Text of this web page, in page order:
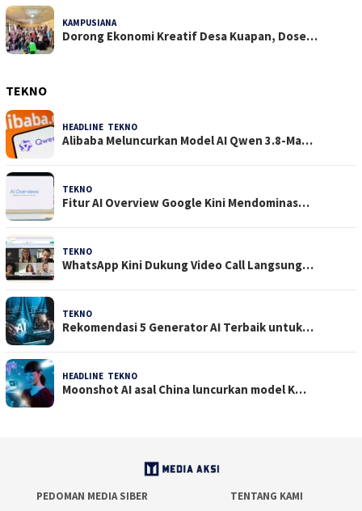
KAMPUSIANA
Dorong Ekonomi Kreatif Desa Kuapan, Dose…
TEKNO
HEADLINE TEKNO
Alibaba Meluncurkan Model AI Qwen 3.8-Ma…
TEKNO
Fitur AI Overview Google Kini Mendominas…
TEKNO
WhatsApp Kini Dukung Video Call Langsung…
TEKNO
Rekomendasi 5 Generator AI Terbaik untuk…
HEADLINE TEKNO
Moonshot AI asal China luncurkan model K…
PEDOMAN MEDIA SIBER TENTANG KAMI